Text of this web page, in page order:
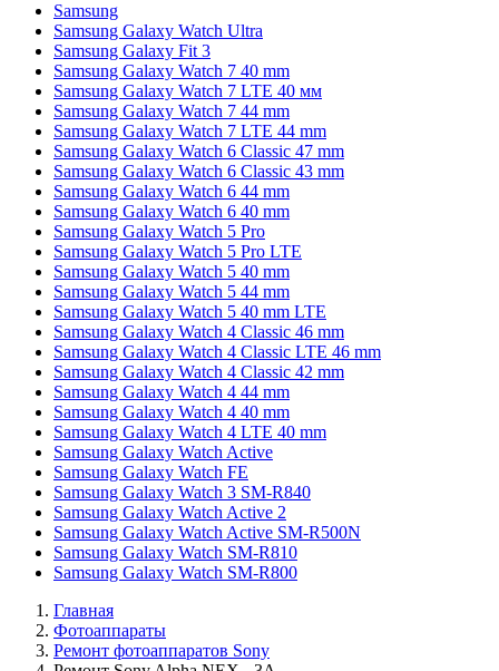
Samsung
Samsung Galaxy Watch Ultra
Samsung Galaxy Fit 3
Samsung Galaxy Watch 7 40 mm
Samsung Galaxy Watch 7 LTE 40 мм
Samsung Galaxy Watch 7 44 mm
Samsung Galaxy Watch 7 LTE 44 mm
Samsung Galaxy Watch 6 Classic 47 mm
Samsung Galaxy Watch 6 Classic 43 mm
Samsung Galaxy Watch 6 44 mm
Samsung Galaxy Watch 6 40 mm
Samsung Galaxy Watch 5 Pro
Samsung Galaxy Watch 5 Pro LTE
Samsung Galaxy Watch 5 40 mm
Samsung Galaxy Watch 5 44 mm
Samsung Galaxy Watch 5 40 mm LTE
Samsung Galaxy Watch 4 Classic 46 mm
Samsung Galaxy Watch 4 Classic LTE 46 mm
Samsung Galaxy Watch 4 Classic 42 mm
Samsung Galaxy Watch 4 44 mm
Samsung Galaxy Watch 4 40 mm
Samsung Galaxy Watch 4 LTE 40 mm
Samsung Galaxy Watch Active
Samsung Galaxy Watch FE
Samsung Galaxy Watch 3 SM-R840
Samsung Galaxy Watch Active 2
Samsung Galaxy Watch Active SM-R500N
Samsung Galaxy Watch SM-R810
Samsung Galaxy Watch SM-R800
Главная
Фотоаппараты
Ремонт фотоаппаратов Sony